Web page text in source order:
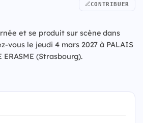
CONTRIBUER
et se produit sur scène dans
vous le jeudi 4 mars 2027 à PALAIS
ERASME (Strasbourg).